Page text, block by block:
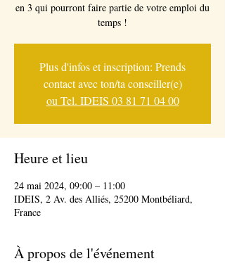
en 3 qui pourront faire partie de votre emploi du
Plus d'infos et inscription: Prends
contact avec ton/ta conseiller(e)
ou Tel. IDEIS 03 81 71 04 00
Heure et lieu
24 mai 2024, 09:00 – 11:00
IDEIS, 2 Av. des Alliés, 25200 Montbéliard,
France
À propos de l'événement